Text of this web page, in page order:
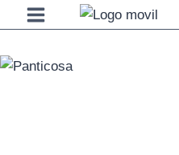
Saltar
al
contenido